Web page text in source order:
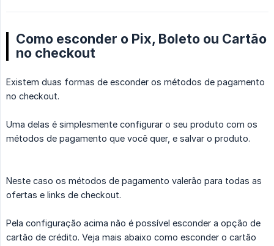
Como esconder o Pix, Boleto ou Cartão
no checkout
Existem duas formas de esconder os métodos de pagamento
no checkout.
Uma delas é simplesmente configurar o seu produto com os
métodos de pagamento que você quer, e salvar o produto.
Neste caso os métodos de pagamento valerão para todas as
ofertas e links de checkout.
Pela configuração acima não é possível esconder a opção de
cartão de crédito. Veja mais abaixo como esconder o cartão